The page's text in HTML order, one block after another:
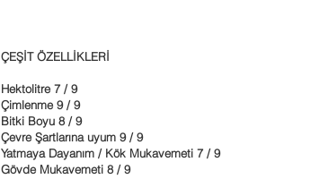
ÇEŞİT ÖZELLİKLERİ
Hektolitre 7 / 9
Çimlenme 9 / 9
Bitki Boyu 8 / 9
Çevre Şartlarına uyum 9 / 9
Yatmaya Dayanım / Kök Mukavemeti 7 / 9
Gövde Mukavemeti 8 / 9